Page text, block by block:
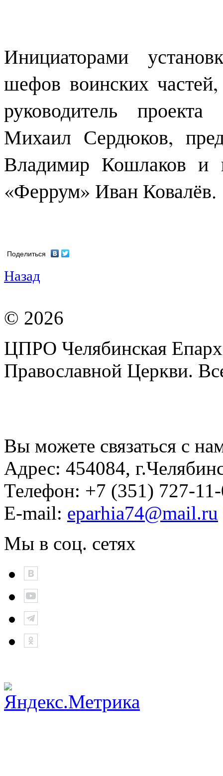
Инициаторами
шефов воинских
руководитель
Михаил Сердюков,
Владимир Кошлаков и
«Феррум» Иван Ковалёв.
Поделиться
Назад
© 2026
ЦПРО Челябинская
Православной Церкви.
Вы можете связаться с
Адрес: 454084,
Телефон: +7 (351) 727-
E-mail: eparhia74@mail.ru
Мы в соц. сетях